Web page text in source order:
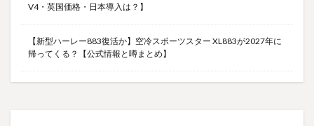
V4・英国価格・日本導入は？】
【新型ハーレー883復活か】空冷スポーツスター XL883が2027年に
帰ってくる？【公式情報と噂まとめ】